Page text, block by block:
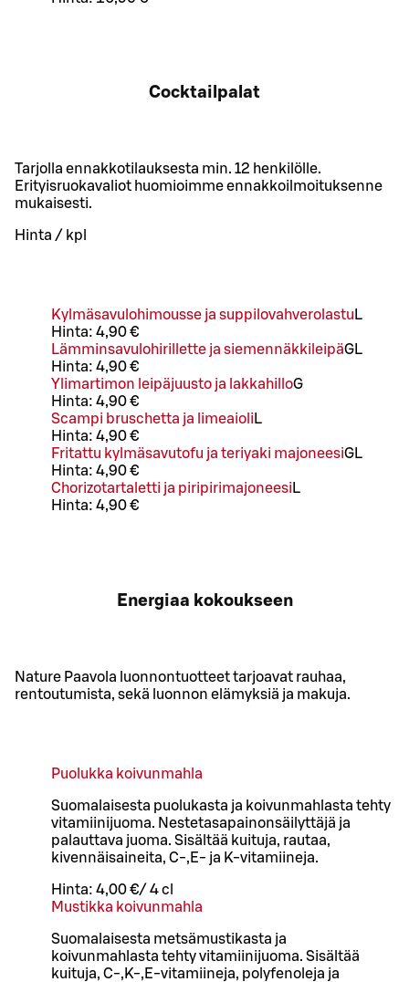
Cocktailpalat
Tarjolla ennakkotilauksesta min. 12 henkilölle.
Erityisruokavaliot huomioimme ennakkoilmoituksenne
mukaisesti.
Hinta / kpl
Kylmäsavulohimousse ja suppilovahverolastu L
Hinta: 4,90 €
Lämminsavulohirillette ja siemennäkkileipäGL
Hinta: 4,90 €
Ylimartimon leipäjuusto ja lakkahilloG
Hinta: 4,90 €
Scampi bruschetta ja limeaioli L
Hinta: 4,90 €
Fritattu kylmäsavutofu ja teriyaki majoneesiGL
Hinta: 4,90 €
Chorizotartaletti ja piripirimajoneesi L
Hinta: 4,90 €
Energiaa kokoukseen
Nature Paavola luonnontuotteet tarjoavat rauhaa,
rentoutumista, sekä luonnon elämyksiä ja makuja.
Puolukka koivunmahla
Suomalaisesta puolukasta ja koivunmahlasta tehty
vitamiinijuoma. Nestetasapainonsäilyttäjä ja
palauttava juoma. Sisältää kuituja, rautaa,
kivennäisaineita, C-,E- ja K-vitamiineja.
Hinta: 4,00 €/ 4 cl
Mustikka koivunmahla
Suomalaisesta metsämustikasta ja
koivunmahlasta tehty vitamiinijuoma. Sisältää
kuituja, C-,K-,E-vitamiineja, polyfenoleja ja